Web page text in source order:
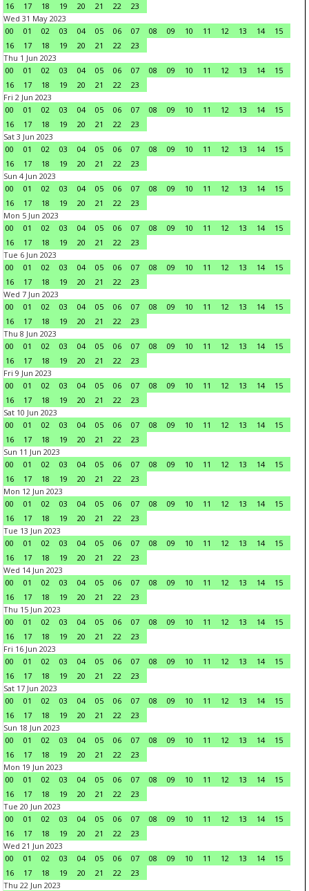
16
17 18 19 20 21 22
23
Wed 31 May 2023
00
01 02 03 04 05 06 07 08 09 10 11 12 13 14
15
16
17 18 19 20 21 22
23
Thu 1 Jun 2023
00
01 02 03 04 05 06 07 08 09 10 11 12 13 14
15
16
17 18 19 20 21 22
23
Fri 2 Jun 2023
00
01 02 03 04 05 06 07 08 09 10 11 12 13 14
15
16
17 18 19 20 21 22
23
Sat 3 Jun 2023
00
01 02 03 04 05 06 07 08 09 10 11 12 13 14
15
16
17 18 19 20 21 22
23
Sun 4 Jun 2023
00
01 02 03 04 05 06 07 08 09 10 11 12 13 14
15
16
17 18 19 20 21 22
23
Mon 5 Jun 2023
00
01 02 03 04 05 06 07 08 09 10 11 12 13 14
15
16
17 18 19 20 21 22
23
Tue 6 Jun 2023
00
01 02 03 04 05 06 07 08 09 10 11 12 13 14
15
16
17 18 19 20 21 22
23
Wed 7 Jun 2023
00
01 02 03 04 05 06 07 08 09 10 11 12 13 14
15
16
17 18 19 20 21 22
23
Thu 8 Jun 2023
00
01 02 03 04 05 06 07 08 09 10 11 12 13 14
15
16
17 18 19 20 21 22
23
Fri 9 Jun 2023
00
01 02 03 04 05 06 07 08 09 10 11 12 13 14
15
16
17 18 19 20 21 22
23
Sat 10 Jun 2023
00
01 02 03 04 05 06 07 08 09 10 11 12 13 14
15
16
17 18 19 20 21 22
23
Sun 11 Jun 2023
00
01 02 03 04 05 06 07 08 09 10 11 12 13 14
15
16
17 18 19 20 21 22
23
Mon 12 Jun 2023
00
01 02 03 04 05 06 07 08 09 10 11 12 13 14
15
16
17 18 19 20 21 22
23
Tue 13 Jun 2023
00
01 02 03 04 05 06 07 08 09 10 11 12 13 14
15
16
17 18 19 20 21 22
23
Wed 14 Jun 2023
00
01 02 03 04 05 06 07 08 09 10 11 12 13 14
15
16
17 18 19 20 21 22
23
Thu 15 Jun 2023
00
01 02 03 04 05 06 07 08 09 10 11 12 13 14
15
16
17 18 19 20 21 22
23
Fri 16 Jun 2023
00
01 02 03 04 05 06 07 08 09 10 11 12 13 14
15
16
17 18 19 20 21 22
23
Sat 17 Jun 2023
00
01 02 03 04 05 06 07 08 09 10 11 12 13 14
15
16
17 18 19 20 21 22
23
Sun 18 Jun 2023
00
01 02 03 04 05 06 07 08 09 10 11 12 13 14
15
16
17 18 19 20 21 22
23
Mon 19 Jun 2023
00
01 02 03 04 05 06 07 08 09 10 11 12 13 14
15
16
17 18 19 20 21 22
23
Tue 20 Jun 2023
00
01 02 03 04 05 06 07 08 09 10 11 12 13 14
15
16
17 18 19 20 21 22
23
Wed 21 Jun 2023
00
01 02 03 04 05 06 07 08 09 10 11 12 13 14
15
16
17 18 19 20 21 22
23
Thu 22 Jun 2023